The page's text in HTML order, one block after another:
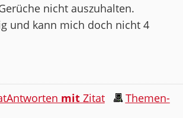
nicht auszuhalten.
und kann mich doch nicht 4
Antworten mitZitat
Themen-